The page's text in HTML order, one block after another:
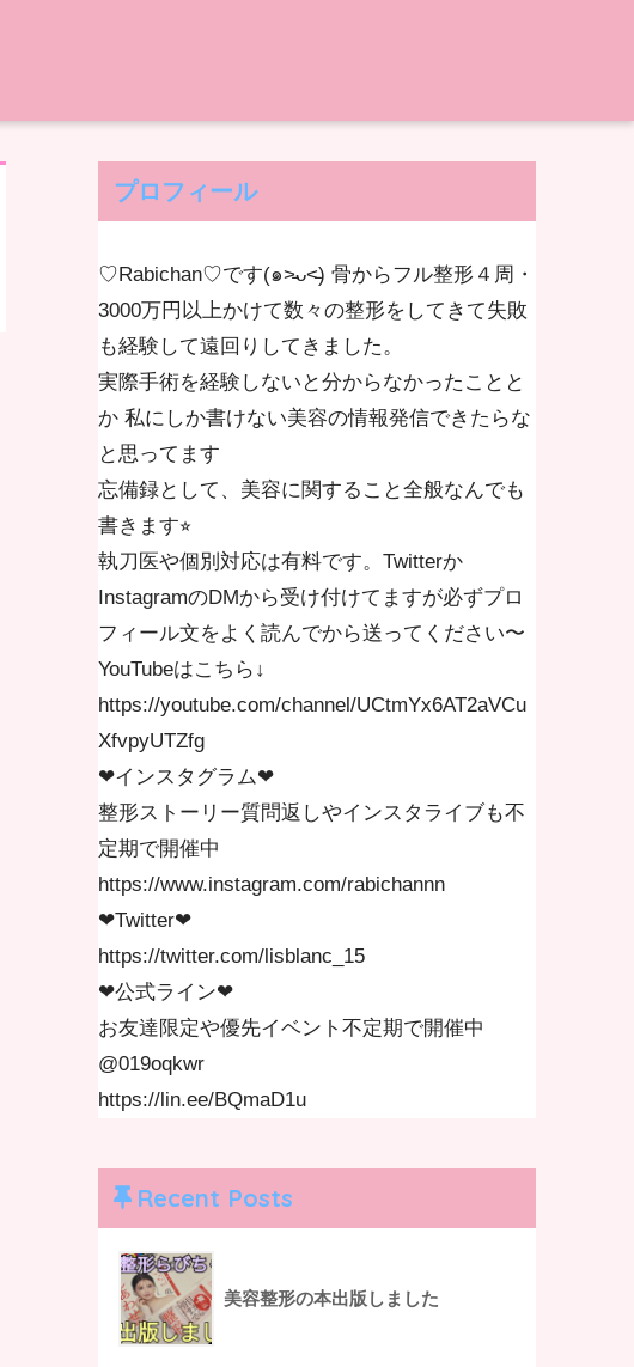
プロフィール
♡Rabichan♡です(๑˃̵ᴗ˂̵) 骨からフル整形４周・
3000万円以上かけて数々の整形をしてきて失敗
も経験して遠回りしてきました。
実際手術を経験しないと分からなかったことと
か 私にしか書けない美容の情報発信できたらな
と思ってます
忘備録として、美容に関すること全般なんでも
書きます⭐︎
執刀医や個別対応は有料です。Twitterか
InstagramのDMから受け付けてますが必ずプロ
フィール文をよく読んでから送ってください〜
YouTubeはこちら↓
https://youtube.com/channel/UCtmYx6AT2aVCu
XfvpyUTZfg
❤︎インスタグラム❤︎
整形ストーリー質問返しやインスタライブも不
定期で開催中
https://www.instagram.com/rabichannn
❤︎Twitter❤︎
https://twitter.com/lisblanc_15
❤︎公式ライン❤︎
お友達限定や優先イベント不定期で開催中
@019oqkwr
https://lin.ee/BQmaD1u
Recent Posts
美容整形の本出版しました